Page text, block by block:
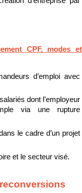
CPF, modes et
d’emploi avec
dont l’employeur
via une rupture
le cadre d’un projet
et le secteur visé.